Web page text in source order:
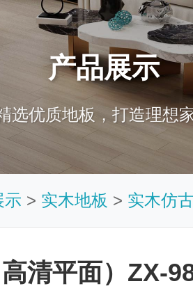
产品展示
选优质地板，打造理想
示 > 实木地板 > 实木仿
清平面）ZX-